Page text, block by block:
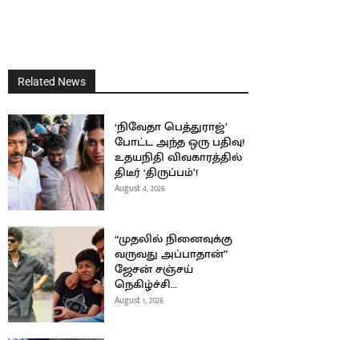
Related News
‘நிவேதா பெத்துராஜ்’
போட்ட அந்த ஒரு பதிவு!
உதயநிதி விவகாரத்தில்
திடீர் ‘திருப்பம்’!
August 4, 2026
“முதலில் நினைவுக்கு
வருவது அப்பாதான்”
ஜேசன் சஞ்சய்
நெகிழ்ச்சி…
August 1, 2026